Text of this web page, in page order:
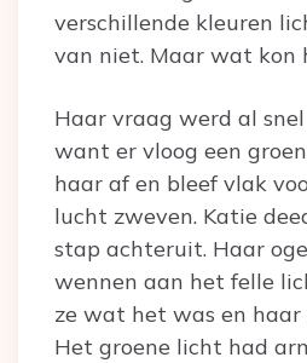
verschillende kleuren
van niet. Maar wat kon
Haar vraag werd al
want er vloog een
haar af en bleef vlak
lucht zweven. Katie
stap achteruit. Haar
wennen aan het felle
ze wat het was en haar
Het groene licht had